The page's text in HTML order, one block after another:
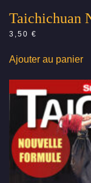
Taichichuan
3,50 €
Ajouter au panier